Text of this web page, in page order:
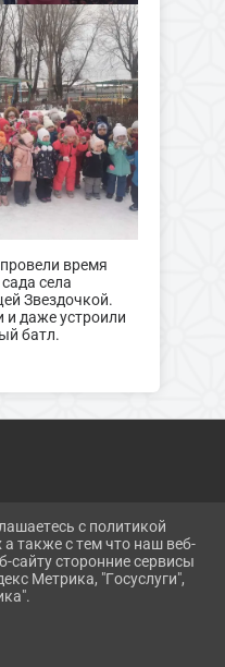
время
села
Звездочкой.
и даже устроили
батл.
ДАННЫХ
с политикой
также с тем что наш веб-
сайту сторонние сервисы
Метрика, "Госуслуги",